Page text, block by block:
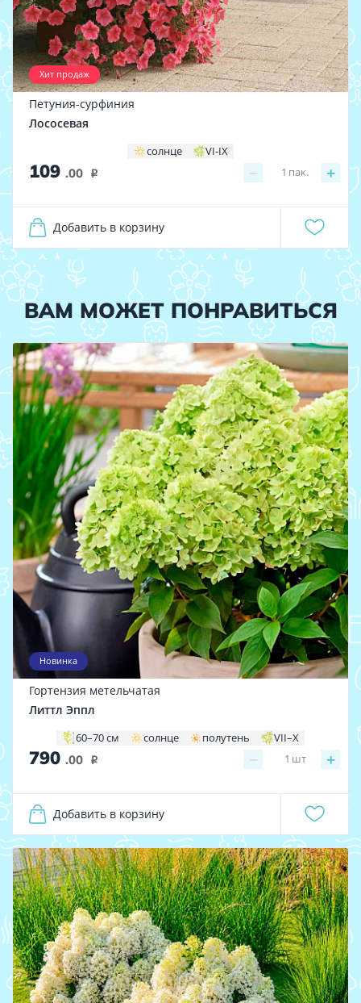
Хит продаж
Петуния-сурфиния
Лососевая
солнце VI-IX
109 .00 i − +
1 пак.
Добавить в корзину
ВАМ МОЖЕТ ПОНРАВИТЬСЯ
Новинка
Гортензия метельчатая
Литтл Эппл
60–70 см солнце полутень VII–X
790 .00 i − +
1 шт
Добавить в корзину